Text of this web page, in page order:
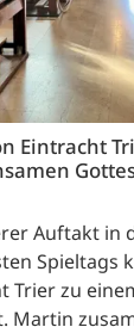
Eintracht
Auftakt in
Spieltags
Trier zu
Martin